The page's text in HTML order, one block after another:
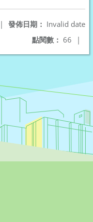
發佈日期： Invalid date
|
點閱數： 66 |